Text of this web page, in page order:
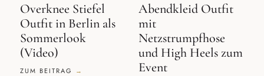
Overknee Stiefel
Outfit in Berlin als
Sommerlook
(Video)
ZUM BEITRAG
Abendkleid Outfit
mit
Netzstrumpfhose
und High Heels zum
Event